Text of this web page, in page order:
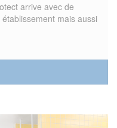
arrive avec de
mais aussi